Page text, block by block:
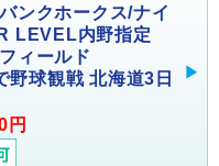
ンクホークス/ナイ
LEVEL内野指定
ィールド
野球観戦 北海道3日
円